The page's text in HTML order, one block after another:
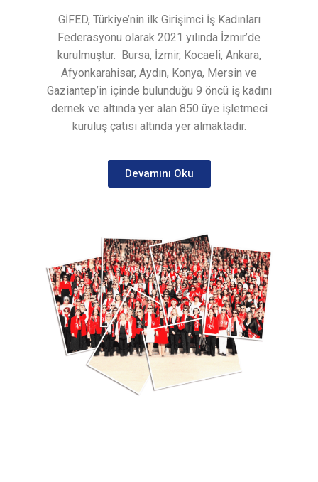
GİFED, Türkiye’nin ilk Girişimci İş Kadınları
Federasyonu olarak 2021 yılında İzmir’de
kurulmuştur. Bursa, İzmir, Kocaeli, Ankara,
Afyonkarahisar, Aydın, Konya, Mersin ve
Gaziantep’in içinde bulunduğu 9 öncü iş kadını
dernek ve altında yer alan 850 üye işletmeci
kuruluş çatısı altında yer almaktadır.
Devamını Oku